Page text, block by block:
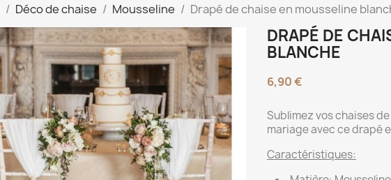
Déco de chaise Mousseline Drapé de chaise en mousseline
DRAPÉ DE
BLANCHE
6,90 €
Sublimez vos chaises
mariage avec ce drapé
Caractéristiques: